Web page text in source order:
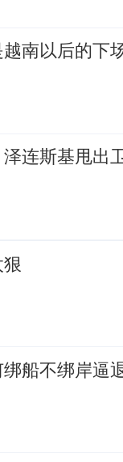
南以后的下
连斯基甩出
船不绑岸逼